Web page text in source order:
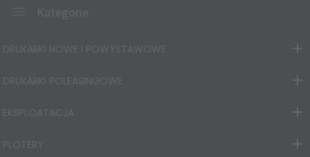
Kategorie
DRUKARKI NOWE I POWYSTAWOWE
DRUKARKI POLEASINGOWE
EKSPLOATACJA
PLOTERY